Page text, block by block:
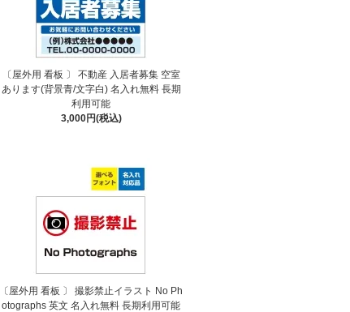
〔屋外用 看板 〕 不動産 入居者募集 空室
あります(背景青/文字白) 名入れ無料 長期
利用可能
3,000円(税込)
〔屋外用 看板 〕 撮影禁止イラスト No Ph
otographs 英文 名入れ無料 長期利用可能